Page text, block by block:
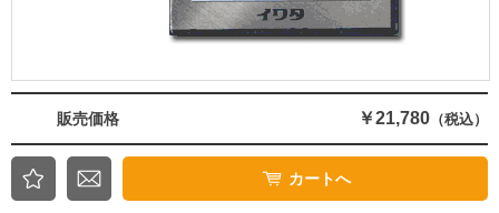
販売価格 ￥21,780 （税込）
カートへ